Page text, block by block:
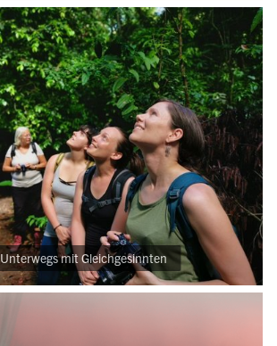
Unterwegs mit Gleichgesinnten